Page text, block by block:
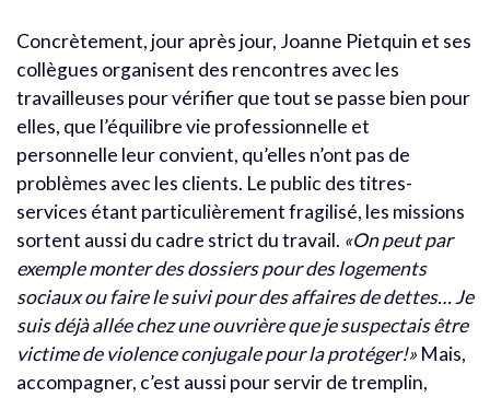
Concrètement, jour après jour, Joanne Pietquin et ses
collègues organisent des rencontres avec les
travailleuses pour vérifier que tout se passe bien pour
elles, que l’équilibre vie professionnelle et
personnelle leur convient, qu’elles n’ont pas de
problèmes avec les clients. Le public des titres-
services étant particulièrement fragilisé, les missions
sortent aussi du cadre strict du travail. «On peut par
exemple monter des dossiers pour des logements
sociaux ou faire le suivi pour des affaires de dettes… Je
suis déjà allée chez une ouvrière que je suspectais être
victime de violence conjugale pour la protéger!» Mais,
accompagner, c’est aussi pour servir de tremplin,